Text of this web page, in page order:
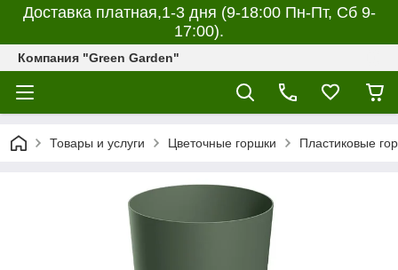
Доставка платная,1-3 дня (9-18:00 Пн-Пт, Сб 9-
17:00).
Компания "Green Garden"
Товары и услуги Цветочные горшки Пластиковые